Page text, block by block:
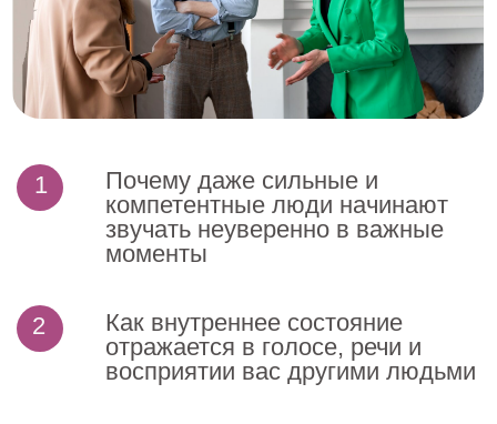
Ведущая
Мария Сандлер